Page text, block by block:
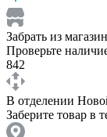
Забрать из
Проверьте
842
В отделении
Заберите товар в